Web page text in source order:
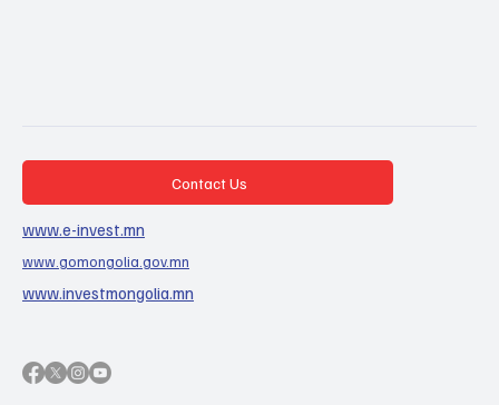
Contact Us
www.e-invest.mn
www.gomongolia.gov.mn
www.investmongolia.mn